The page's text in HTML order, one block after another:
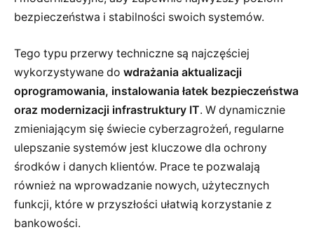
bezpieczeństwa i stabilności swoich systemów.
Tego typu przerwy techniczne są najczęściej
wykorzystywane do wdrażania aktualizacji
oprogramowania, instalowania łatek bezpieczeństwa
oraz modernizacji infrastruktury IT. W dynamicznie
zmieniającym się świecie cyberzagrożeń, regularne
ulepszanie systemów jest kluczowe dla ochrony
środków i danych klientów. Prace te pozwalają
również na wprowadzanie nowych, użytecznych
funkcji, które w przyszłości ułatwią korzystanie z
bankowości.